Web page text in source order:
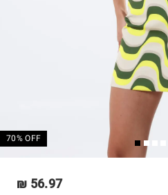
70% OFF
56.97 ₪